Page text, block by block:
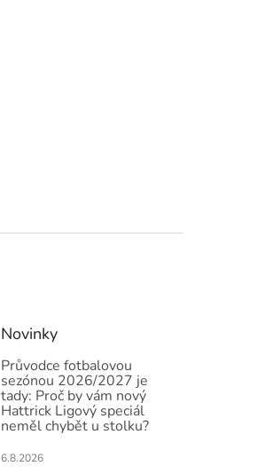
Novinky
Průvodce fotbalovou
sezónou 2026/2027 je
tady: Proč by vám nový
Hattrick Ligový speciál
neměl chybět u stolku?
6.8.2026